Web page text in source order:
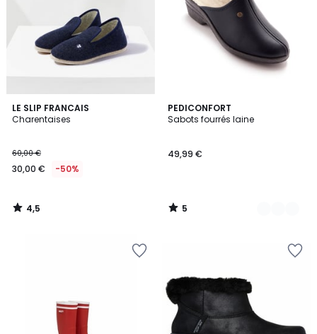
LE SLIP FRANCAIS
Charentaises
60,00 €
30,00 € -50%
4,5
/ 5
4,5
/
PEDICONFORT
Sabots fourrés laine
49,99 €
5
/
2
Couleurs
5
/